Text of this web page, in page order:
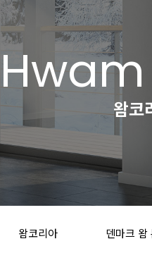
왐코
왐코리아 덴마크 왐